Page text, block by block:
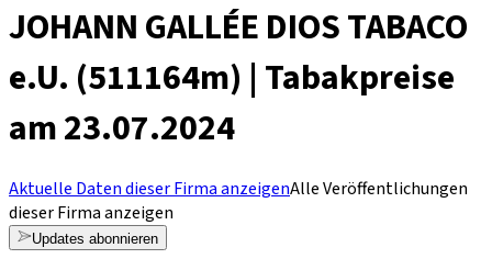
JOHANN GALLÉE DIOS TABACO
e.U. (511164m) | Tabakpreise
am 23.07.2024
Aktuelle Daten dieser Firma anzeigenAlle Veröffentlichungen
dieser Firma anzeigen
Updates abonnieren